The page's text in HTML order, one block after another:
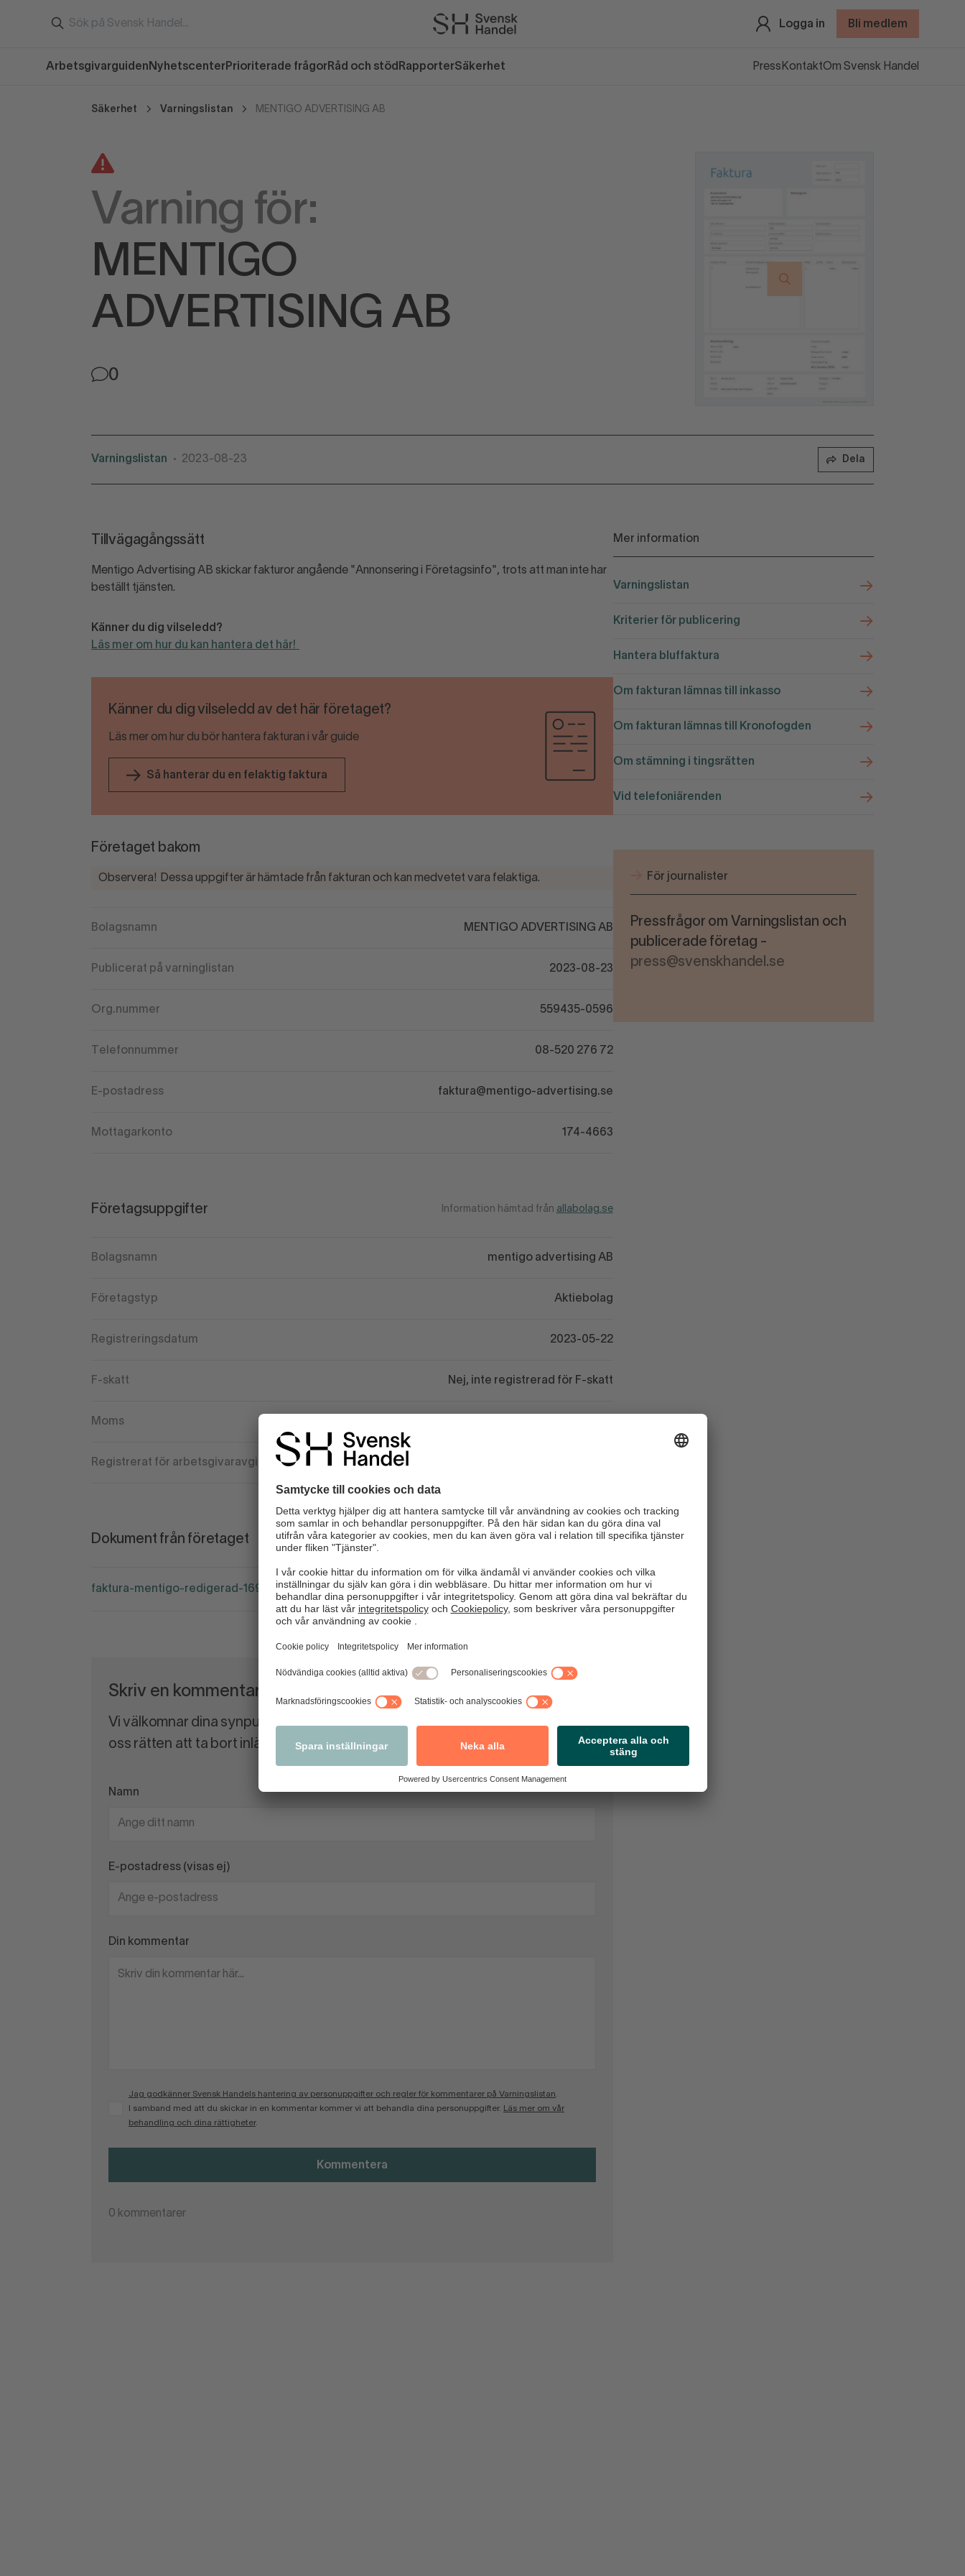
Logga in Bli medlem
Arbetsgivarguiden Nyhetscenter Prioriterade frågor Råd och stöd RapporterSäkerhet Press KontaktOm Svensk Handel
Säkerhet Varningslistan MENTIGO ADVERTISING AB
Varning för:
MENTIGO
ADVERTISING AB
0
Varningslistan • 2023-08-23 Dela
Tillvägagångssätt
Mentigo Advertising AB skickar fakturor angående "Annonsering i Företagsinfo", trots att man inte har
beställt tjänsten.
Känner du dig vilseledd?
Läs mer om hur du kan hantera det här!
Känner du dig vilseledd av det här företaget?
Läs mer om hur du bör hantera fakturan i vår guide
Så hanterar du en felaktig faktura
Företaget bakom
Observera! Dessa uppgifter är hämtade från fakturan och kan medvetet vara felaktiga.
Bolagsnamn MENTIGO ADVERTISING AB
Publicerat på varninglistan 2023-08-23
Org.nummer 559435-0596
Telefonnummer 08-520 276 72
E-postadress faktura@mentigo-advertising.se
Mottagarkonto 174-4663
Företagsuppgifter Information hämtad från allabolag.se
Bolagsnamn mentigo advertising AB
Företagstyp Aktiebolag
Registreringsdatum 2023-05-22
F-skatt Nej, inte registrerad för F-skatt
Moms
Registrerat för arbetsgivaravgift
Dokument från företaget
faktura-mentigo-redigerad-1692800896.jpg
Mer information
Varningslistan
Kriterier för publicering
Hantera bluffaktura
Om fakturan lämnas till inkasso
Om fakturan lämnas till Kronofogden
Om stämning i tingsrätten
Vid telefoniärenden
För journalister
Pressfrågor om Varningslistan och
publicerade företag -
press@svenskhandel.se
Skriv en kommentar
Vi välkomnar dina synpunkter och kommentarer. Observera att vi förbehåller
oss rätten att ta bort inlägg som vi bedömer som olämpliga.
Namn
E-postadress (visas ej)
Din kommentar
Jag godkänner Svensk Handels hantering av personuppgifter och regler för kommentarer på Varningslistan
I samband med att du skickar in en kommentar kommer vi att behandla dina personuppgifter.
Läs mer om vår
behandling och dina rättigheter.
Kommentera
0 kommentarer